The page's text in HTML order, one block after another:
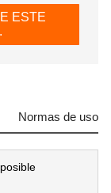
ESTE
Normas de uso